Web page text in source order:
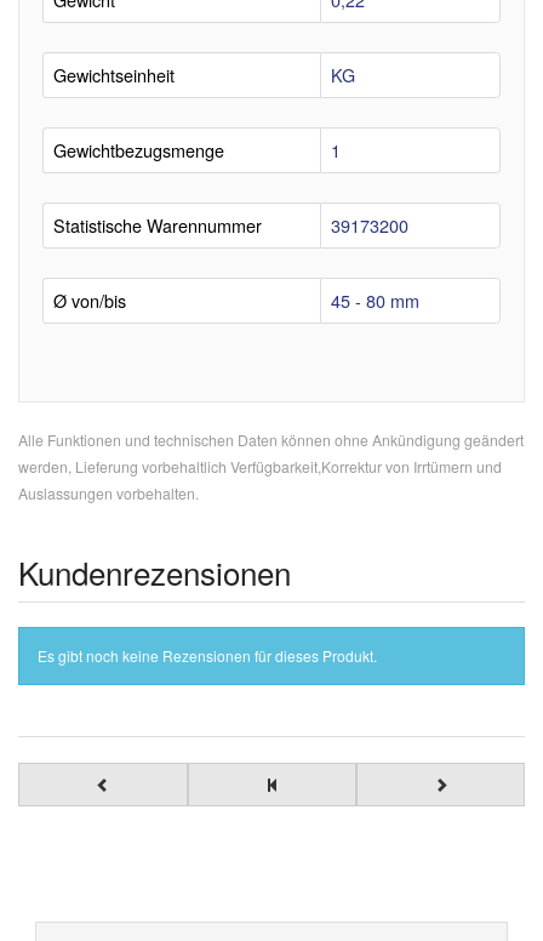
Gewichtseinheit KG
Gewichtbezugsmenge 1
Statistische Warennummer 39173200
Ø von/bis 45 - 80 mm
Alle Funktionen und technischen Daten können ohne Ankündigung geändert
werden, Lieferung vorbehaltlich Verfügbarkeit,Korrektur von Irrtümern und
Auslassungen vorbehalten.
Kundenrezensionen
Es gibt noch keine Rezensionen für dieses Produkt.